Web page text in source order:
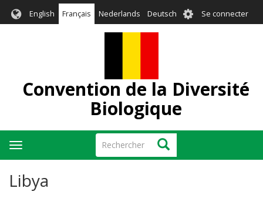
English Français Nederlands Deutsch User
account
Se connecter
Convention de la Diversité
Biologique
Rechercher Rechercher
Toggle
navigation
Libya